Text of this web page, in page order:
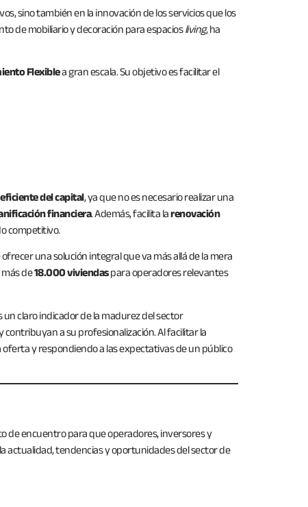
sino también en la innovación de los servicios que los
de mobiliario y decoración para espaciosliving, ha
Flexiblea gran escala. Su objetivo es facilitar el
del capital, ya que no es necesario realizar una
financiera. Además, facilita larenovación
competitivo.
una solución integral que va más allá de la mera
de18.000 viviendaspara operadores relevantes
claro indicador de la madurez del sector
a su profesionalización. Al facilitar la
oferta y respondiendo a las expectativas de un público
de encuentro para que operadores, inversores y
actualidad, tendencias y oportunidades del sector de